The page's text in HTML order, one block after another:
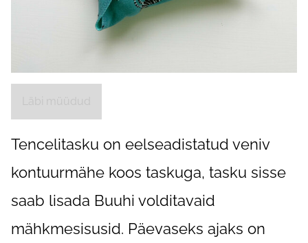
Tencelitasku on eelseadistatud veniv
kontuurmähe koos taskuga, tasku sisse
saab lisada Buuhi volditavaid
mähkmesisusid. Päevaseks ajaks on